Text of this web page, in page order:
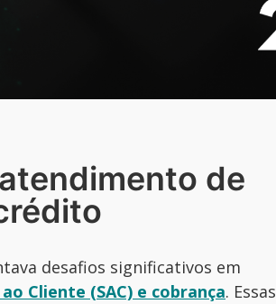
de
desafios significativos em
Cliente (SAC) e cobrança. Essas